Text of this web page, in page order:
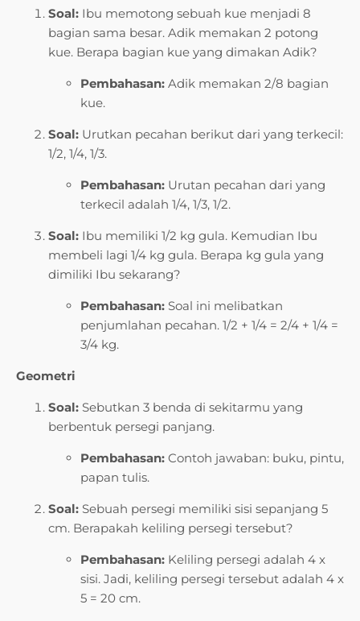
Soal: Ibu memotong sebuah kue menjadi 8
bagian sama besar. Adik memakan 2 potong
kue. Berapa bagian kue yang dimakan Adik?
Pembahasan: Adik memakan 2/8 bagian
kue.
Soal: Urutkan pecahan berikut dari yang terkecil:
1/2, 1/4, 1/3.
Pembahasan: Urutan pecahan dari yang
terkecil adalah 1/4, 1/3, 1/2.
Soal: Ibu memiliki 1/2 kg gula. Kemudian Ibu
membeli lagi 1/4 kg gula. Berapa kg gula yang
dimiliki Ibu sekarang?
Pembahasan: Soal ini melibatkan
penjumlahan pecahan. 1/2 + 1/4 = 2/4 + 1/4 =
3/4 kg.
Geometri
Soal: Sebutkan 3 benda di sekitarmu yang
berbentuk persegi panjang.
Pembahasan: Contoh jawaban: buku, pintu,
papan tulis.
Soal: Sebuah persegi memiliki sisi sepanjang 5
cm. Berapakah keliling persegi tersebut?
Pembahasan: Keliling persegi adalah 4 x
sisi. Jadi, keliling persegi tersebut adalah 4 x
5 = 20 cm.